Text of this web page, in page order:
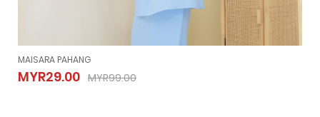
MAISARA PAHANG
MYR29.00 MYR99.00
MAISARA PAHANG
MYR29.00 MYR99.00